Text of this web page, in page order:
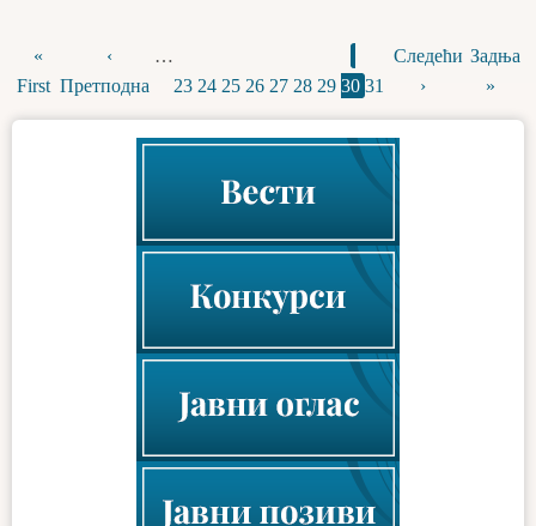
Pagination
First
page
«
First
Previous
page
‹
Претподна
…
23 24 25 26 27 28 29
Current
page
30
Page
31
Next
page
Следећи
›
Last
page
Задња
»